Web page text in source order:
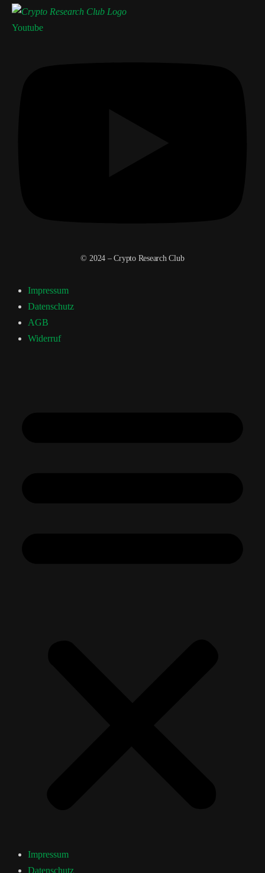
Youtube
© 2024 – Crypto Research Club
Impressum
Datenschutz
AGB
Widerruf
Impressum
Datenschutz